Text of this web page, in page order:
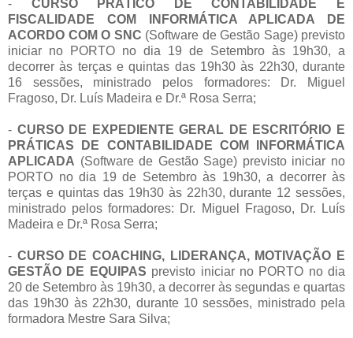
- CURSO PRÁTICO DE CONTABILIDADE E
FISCALIDADE COM INFORMÁTICA APLICADA DE
ACORDO COM O SNC (Software de Gestão Sage) previsto
iniciar no PORTO no dia 19 de Setembro às 19h30, a
decorrer às terças e quintas das 19h30 às 22h30, durante
16 sessões, ministrado pelos formadores: Dr. Miguel
Fragoso, Dr. Luís Madeira e Dr.ª Rosa Serra;
- CURSO DE EXPEDIENTE GERAL DE ESCRITÓRIO E
PRÁTICAS DE CONTABILIDADE COM INFORMÁTICA
APLICADA (Software de Gestão Sage) previsto iniciar no
PORTO no dia 19 de Setembro às 19h30, a decorrer às
terças e quintas das 19h30 às 22h30, durante 12 sessões,
ministrado pelos formadores: Dr. Miguel Fragoso, Dr. Luís
Madeira e Dr.ª Rosa Serra;
- CURSO DE COACHING, LIDERANÇA, MOTIVAÇÃO E
GESTÃO DE EQUIPAS previsto iniciar no PORTO no dia
20 de Setembro às 19h30, a decorrer às segundas e quartas
das 19h30 às 22h30, durante 10 sessões, ministrado pela
formadora Mestre Sara Silva;